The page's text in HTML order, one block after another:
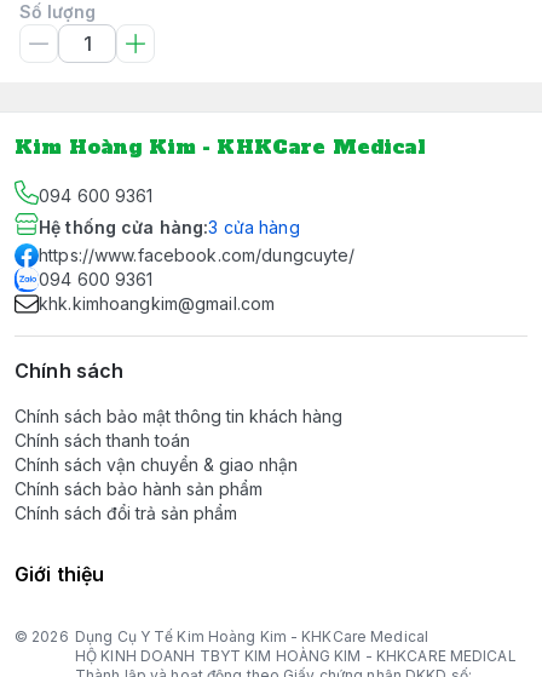
Số lượng
Kim Hoàng Kim - KHKCare Medical
094 600 9361
Hệ thống cửa hàng:3 cửa hàng
https://www.facebook.com/dungcuyte/
094 600 9361
khk.kimhoangkim@gmail.com
Chính sách
Chính sách bảo mật thông tin khách hàng
Chính sách thanh toán
Chính sách vận chuyển & giao nhận
Chính sách bảo hành sản phẩm
Chính sách đổi trả sản phẩm
Giới thiệu
© 2026 Dụng Cụ Y Tế Kim Hoàng Kim - KHKCare Medical
HỘ KINH DOANH TBYT KIM HOÀNG KIM - KHKCARE MEDICAL